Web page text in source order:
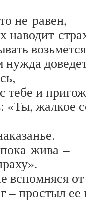
не равен,
наводит
нужда
тебе и
«Ты, жалкое
жива –
от
– простыл ее